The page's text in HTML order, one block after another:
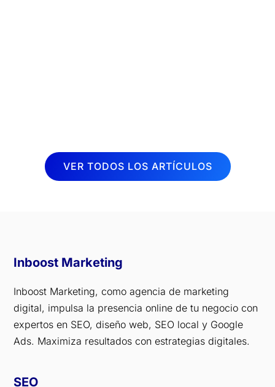
VER TODOS LOS ARTÍCULOS
Inboost Marketing
Inboost Marketing, como agencia de marketing
digital, impulsa la presencia online de tu negocio con
expertos en SEO, diseño web, SEO local y Google
Ads. Maximiza resultados con estrategias digitales.
SEO